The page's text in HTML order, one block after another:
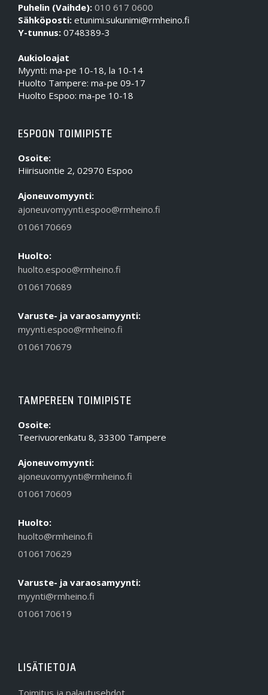
Puhelin (Vaihde): 010 617 0600
Sähköposti: etunimi.sukunimi@rmheino.fi
Y-tunnus: 0748389-3
Aukioloajat
Myynti: ma-pe 10-18, la 10-14
Huolto Tampere: ma-pe 09-17
Huolto Espoo: ma-pe 10-18
ESPOON TOIMIPISTE
Osoite:
Hiirisuontie 2, 02970 Espoo
Ajoneuvomyynti:
ajoneuvomyynti.espoo@rmheino.fi
0106170669
Huolto:
huolto.espoo@rmheino.fi
0106170689
Varuste- ja varaosamyynti:
myynti.espoo@rmheino.fi
0106170679
TAMPEREEN TOIMIPISTE
Osoite:
Teerivuorenkatu 8, 33300 Tampere
Ajoneuvomyynti:
ajoneuvomyynti@rmheino.fi
0106170609
Huolto:
huolto@rmheino.fi
0106170629
Varuste- ja varaosamyynti:
myynti@rmheino.fi
0106170619
LISÄTIETOJA